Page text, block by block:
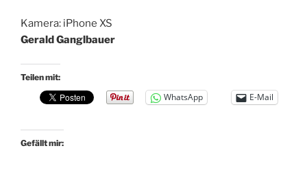
Kamera: iPhone XS
Gerald Ganglbauer
Teilen mit:
WhatsApp E-Mail
Gefällt mir: